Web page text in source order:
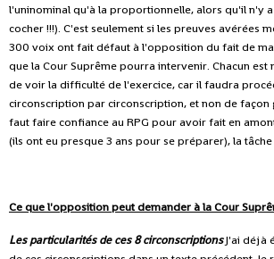
l'uninominal qu'à la proportionnelle, alors qu'il n'y a
cocher !!!). C'est seulement si les preuves avérées
300 voix ont fait défaut à l'opposition du fait de
que la Cour Suprême pourra intervenir. Chacun est
de voir la difficulté de l'exercice, car il faudra
circonscription par circonscription, et non de façon
faut faire confiance au RPG pour avoir fait en
(ils ont eu presque 3 ans pour se préparer), la
Ce que l'opposition peut demander à la Cour
Les particularités de ces 8 circonscriptionsJ'ai déjà